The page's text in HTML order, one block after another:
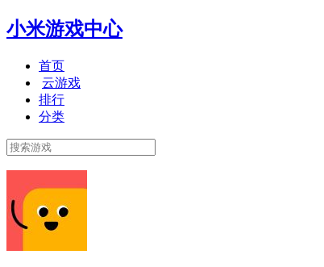
小米游戏中心
首页
云游戏
排行
分类